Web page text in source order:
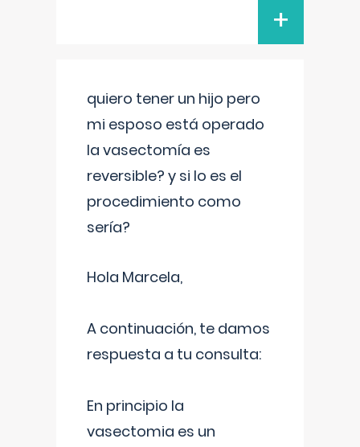
+
quiero tener un hijo pero
mi esposo está operado
la vasectomía es
reversible? y si lo es el
procedimiento como
sería?
Hola Marcela,
A continuación, te damos
respuesta a tu consulta:
En principio la
vasectomia es un